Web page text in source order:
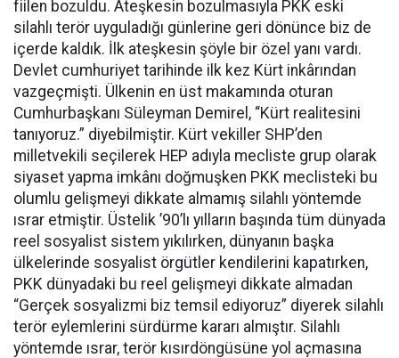
fiilen bozuldu. Ateşkesin bozulmasıyla PKK eski
silahlı terör uyguladığı günlerine geri dönünce biz de
içerde kaldık. İlk ateşkesin şöyle bir özel yanı vardı.
Devlet cumhuriyet tarihinde ilk kez Kürt inkârından
vazgeçmişti. Ülkenin en üst makamında oturan
Cumhurbaşkanı Süleyman Demirel, “Kürt realitesini
tanıyoruz.” diyebilmiştir. Kürt vekiller SHP’den
milletvekili seçilerek HEP adıyla mecliste grup olarak
siyaset yapma imkânı doğmuşken PKK meclisteki bu
olumlu gelişmeyi dikkate almamış silahlı yöntemde
ısrar etmiştir. Üstelik ’90’lı yılların başında tüm dünyada
reel sosyalist sistem yıkılırken, dünyanın başka
ülkelerinde sosyalist örgütler kendilerini kapatırken,
PKK dünyadaki bu reel gelişmeyi dikkate almadan
“Gerçek sosyalizmi biz temsil ediyoruz” diyerek silahlı
terör eylemlerini sürdürme kararı almıştır. Silahlı
yöntemde ısrar, terör kısırdöngüsüne yol açmasına